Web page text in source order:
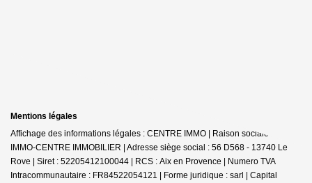
Mentions légales
Affichage des informations légales : CENTRE IMMO | Raison sociale : JDG
IMMO-CENTRE IMMOBILIER | Adresse siège social : 56 D568 - 13740 Le
Rove | Siret : 52205412100044 | RCS : Aix en Provence | Numero TVA
Intracommunautaire : FR84522054121 | Forme juridique : sarl | Capital